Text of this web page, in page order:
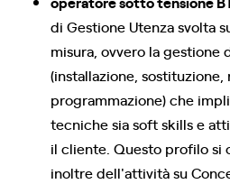
di Gestione Utenza svolta
misura, ovvero la
(installazione, sostituzione,
programmazione) che
tecniche sia soft skills e
il cliente. Questo profilo si
inoltre dell'attività su